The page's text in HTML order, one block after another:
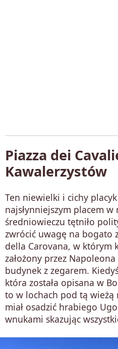
Piazza dei
Kawalerzystów
Ten niewielki i cichy
najsłynniejszym placem w
średniowieczu tętniło
zwrócić uwagę na bogato
della Carovana, w którym
założony przez
budynek z zegarem.
która została opisana w
to w lochach pod tą wieżą
miał osadzić hrabiego
wnukami skazując